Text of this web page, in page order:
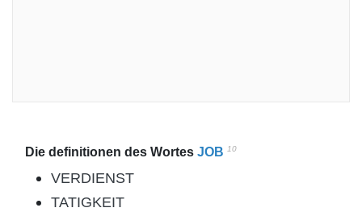
Die definitionen des Wortes JOB 10
VERDIENST
TATIGKEIT